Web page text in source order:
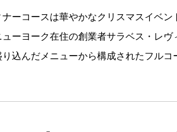
ナーコースは華やかなクリスマスイベ
ーヨーク在住の創業者サラベス・レ
込んだメニューから構成されたフルコ